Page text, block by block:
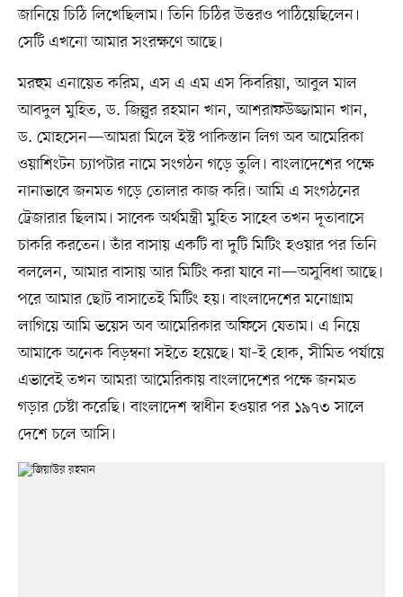
জানিয়ে চিঠি লিখেছিলাম। তিনি চিঠির উত্তরও পাঠিয়েছিলেন।
সেটি এখনো আমার সংরক্ষণে আছে।
মরহুম এনায়েত করিম, এস এ এম এস কিবরিয়া, আবুল মাল
আবদুল মুহিত, ড. জিল্লুর রহমান খান, আশরাফউজ্জামান খান,
ড. মোহসেন—আমরা মিলে ইস্ট পাকিস্তান লিগ অব আমেরিকা
ওয়াশিংটন চ্যাপটার নামে সংগঠন গড়ে তুলি। বাংলাদেশের পক্ষে
নানাভাবে জনমত গড়ে তোলার কাজ করি। আমি এ সংগঠনের
ট্রেজারার ছিলাম। সাবেক অর্থমন্ত্রী মুহিত সাহেব তখন দূতাবাসে
চাকরি করতেন। তাঁর বাসায় একটি বা দুটি মিটিং হওয়ার পর তিনি
বললেন, আমার বাসায় আর মিটিং করা যাবে না—অসুবিধা আছে।
পরে আমার ছোট বাসাতেই মিটিং হয়। বাংলাদেশের মনোগ্রাম
লাগিয়ে আমি ভয়েস অব আমেরিকার অফিসে যেতাম। এ নিয়ে
আমাকে অনেক বিড়ম্বনা সইতে হয়েছে। যা–ই হোক, সীমিত পর্যায়ে
এভাবেই তখন আমরা আমেরিকায় বাংলাদেশের পক্ষে জনমত
গড়ার চেষ্টা করেছি। বাংলাদেশ স্বাধীন হওয়ার পর ১৯৭৩ সালে
দেশে চলে আসি।